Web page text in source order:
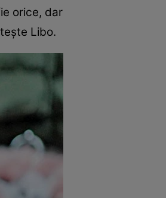
orice, dar
Libo.